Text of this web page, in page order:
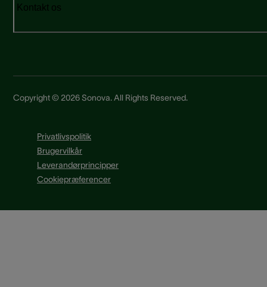
Kontakt os
Copyright © 2026 Sonova. All Rights Reserved.
Privatlivspolitik
Brugervilkår
Leverandørprincipper
Cookiepræferencer